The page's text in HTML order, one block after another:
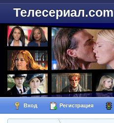
Телесериал.com
Вход Регистрация